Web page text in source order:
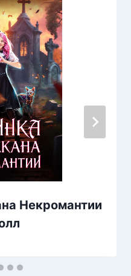
Некромантии